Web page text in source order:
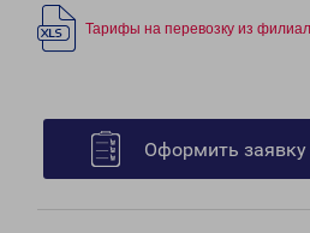
Тарифы на перевозку из
Оформить заявку